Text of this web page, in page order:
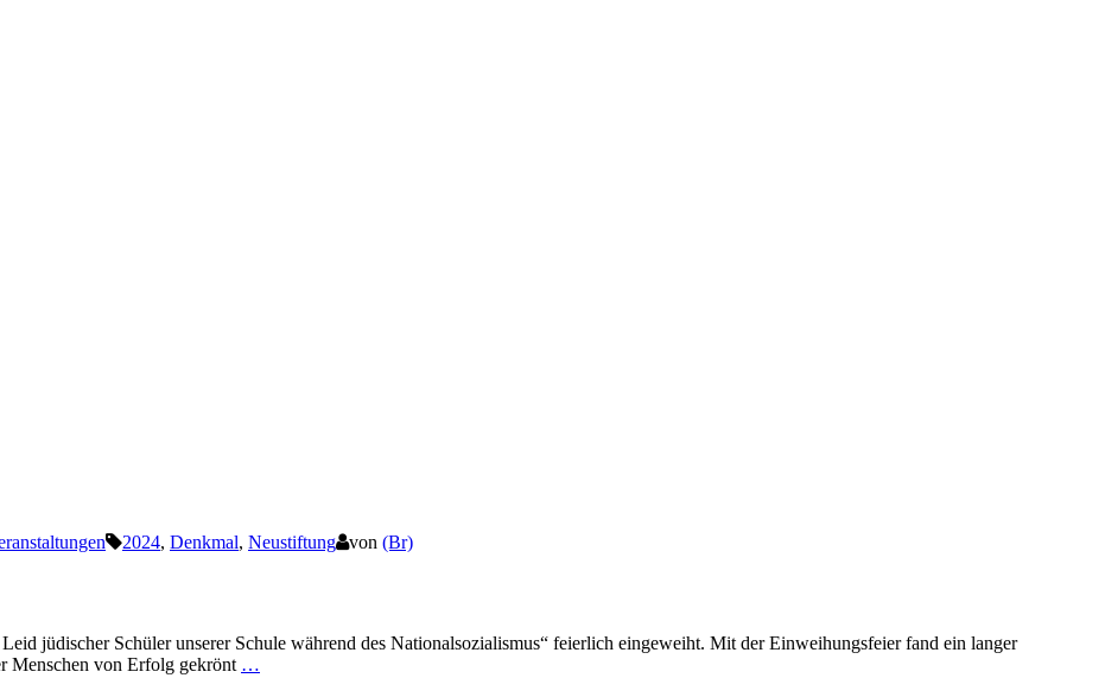
2024, Denkmal, Neustiftung von (Br)
jüdischer Schüler unserer Schule während des Nationalsozialismus“ feierlich eingeweiht. Mit der Einweihungsfeier fand ein langer
Menschen von Erfolg gekrönt …